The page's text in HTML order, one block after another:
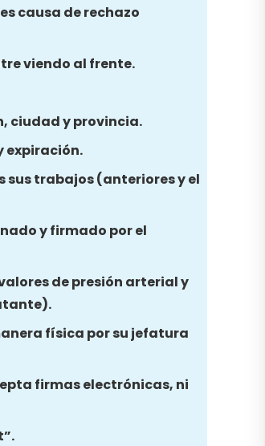
causa de rechazo
viendo al frente.
ciudad y provincia.
expiración.
sus trabajos (anteriores y el
y firmado por el
de presión arterial y
física por su jefatura
firmas electrónicas, ni